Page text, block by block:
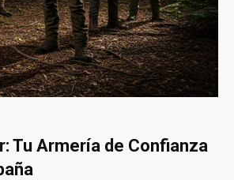
Tu Armería de Confianza